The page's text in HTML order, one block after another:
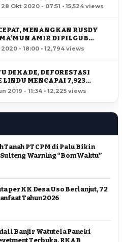
Okt 2020 - 07:51 • 15,524 views
MENANGKAN RUSDY
AMIR DI PILGUB
- 18:00 • 12,794 views
DEKADE, DEFORESTASI
LINDU MENCAPAI 7,923
2019 - 11:34 • 12,225 views
Tanah PT CPM di Palu Bikin
Sulteng Warning “Bom Waktu”
per KK Desa Uso Berlanjut, 72
Tahun 2026
Banjir Watutela Paneki
Terbuka, RKAB